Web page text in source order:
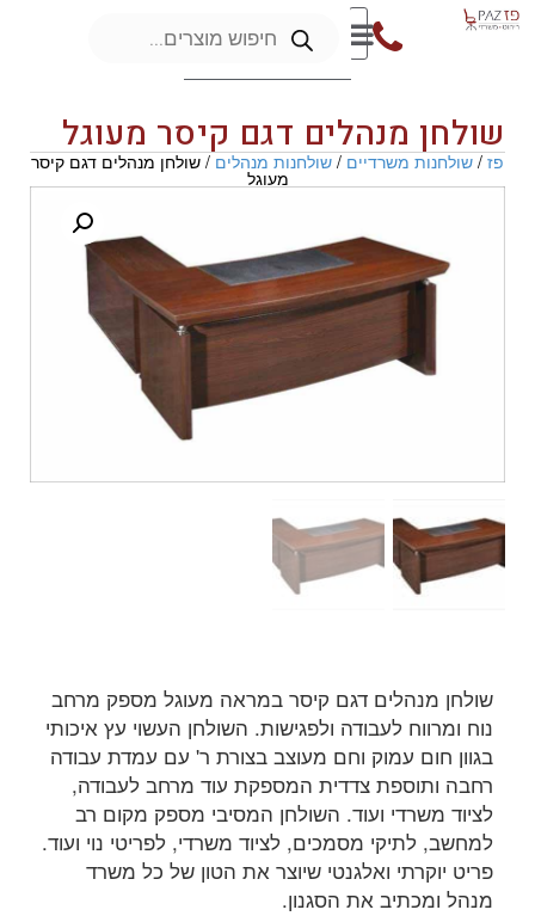
שולחן מנהלים דגם קיסר מעוגל
פז/שולחנות משרדיים/שולחנות מנהלים/ שולחן מנהלים דגם קיסר
מעוגל
שולחן מנהלים דגם קיסר במראה מעוגל מספק מרחב
נוח ומרווח לעבודה ולפגישות. השולחן העשוי עץ איכותי
בגוון חום עמוק וחם מעוצב בצורת ר' עם עמדת עבודה
רחבה ותוספת צדדית המספקת עוד מרחב לעבודה,
לציוד משרדי ועוד. השולחן המסיבי מספק מקום רב
למחשב, לתיקי מסמכים, לציוד משרדי, לפריטי נוי ועוד.
פריט יוקרתי ואלגנטי שיוצר את הטון של כל משרד
מנהל ומכתיב את הסגנון.